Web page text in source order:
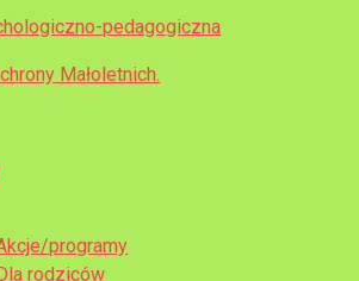
pedagogiczna
Małoletnich.
programy
rodziców